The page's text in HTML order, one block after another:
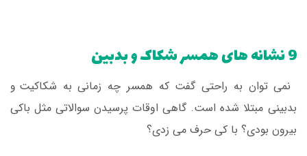
9 نشانه های همسر شکاک و بدبین
نمی توان به راحتی گفت که همسر چه زمانی به شکاکیت و
بدبینی مبتلا شده است. گاهی اوقات پرسیدن سوالاتی مثل باکی
بیرون بودی؟ با کی حرف می زدی؟